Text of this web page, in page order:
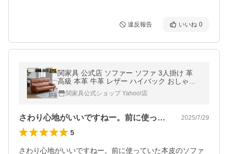
違反報告 いいね 0
関家具 公式店 ソファー ソファ 3人掛け 革
高級 本革 牛革 レザー ハイバック おしゃれ
マリアン 大型便 爆買
関家具公式ショップ Yahoo!店
さわり心地がいいですねー。前に使ってい… 2025/7/29
5
さわり心地がいいですねー。前に使っていた本皮のソファ